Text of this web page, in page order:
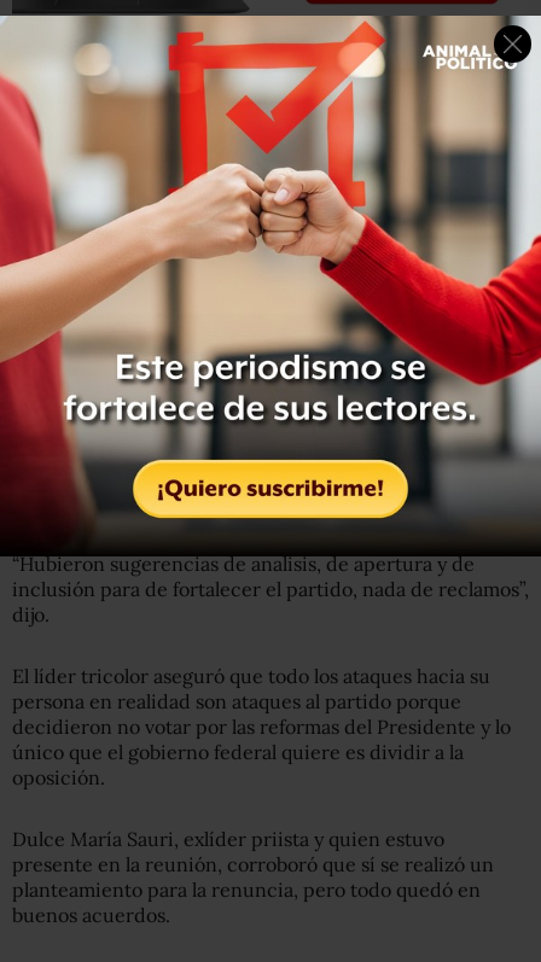
Aseguró que se hizo una reflexión en torno a su liderazgo
y se llegó a la conclusión de que siguiera al frente.
“Se hizo la reflexión y el análisis de ir o no, de continuar
en la dirigencia nacional del partido, el señalamiento que
se hacía puntual, no solo por el contexto de los resultados
electorales, es un planteamiento que se les escucha, a
todos se les escucha; y lo que dijimos nosotros es que
fuimos electos para un periodo de cuatro años, a mí no
me puso un presidente de la República, a mí me puso la
militancia”.
Alejandro Moreno Cárdenas aseguró que al finalizar la
reunión se plantearon acuerdos para que hubiese más
inclusión a otros miembros del partido, mayor apertura y
trabajo rumbo a las próximas elecciones de 2023.
“Hubieron sugerencias de analisis, de apertura y de
inclusión para de fortalecer el partido, nada de reclamos”,
dijo.
El líder tricolor aseguró que todo los ataques hacia su
persona en realidad son ataques al partido porque
decidieron no votar por las reformas del Presidente y lo
único que el gobierno federal quiere es dividir a la
oposición.
Dulce María Sauri, exlíder priista y quien estuvo
presente en la reunión, corroboró que sí se realizó un
planteamiento para la renuncia, pero todo quedó en
buenos acuerdos.